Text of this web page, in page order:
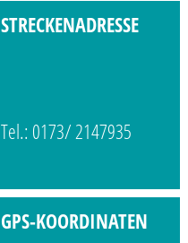
STRECKENADRESSE
Tel.: 0173/ 2147935
GPS-KOORDINATEN